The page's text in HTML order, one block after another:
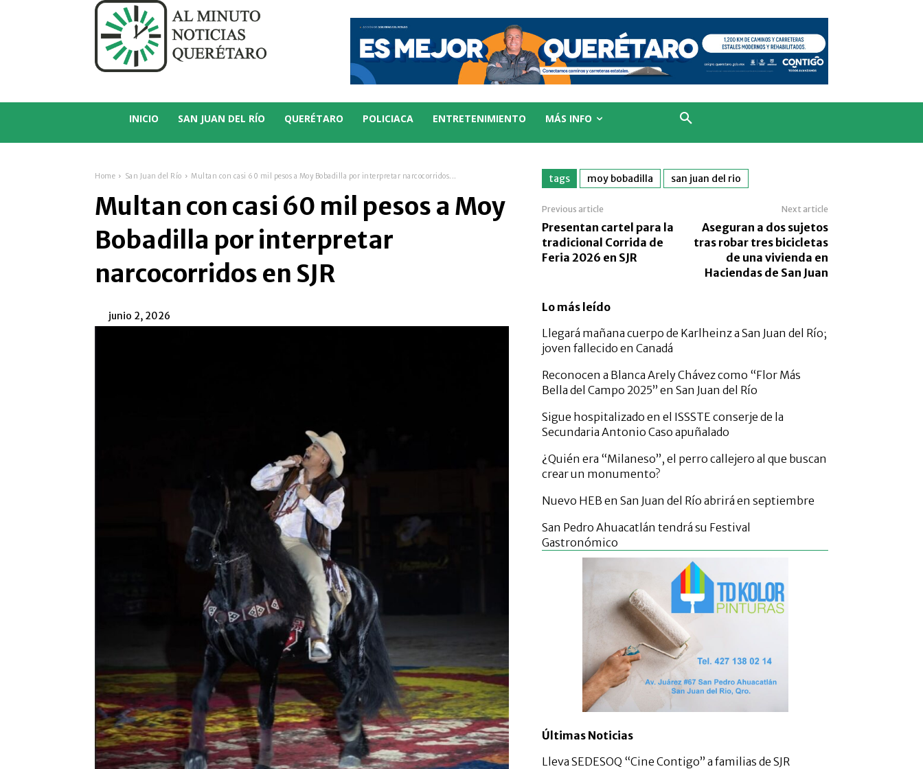
INICIO SAN JUAN DEL RÍO QUERÉTARO POLICIACA ENTRETENIMIENTO MÁS INFO
Home San Juan del Río Multan con casi 60 mil pesos a Moy Bobadilla por interpretar narcocorridos...
Multan con casi 60 mil pesos a Moy
Bobadilla por interpretar
narcocorridos en SJR
junio 2, 2026
tags moy bobadilla san juan del rio
Previous article
Presentan cartel para la
tradicional Corrida de
Feria 2026 en SJR
Next article
Aseguran a dos sujetos
tras robar tres bicicletas
de una vivienda en
Haciendas de San Juan
Lo más leído
Llegará mañana cuerpo de Karlheinz a San Juan del Río;
joven fallecido en Canadá
Reconocen a Blanca Arely Chávez como “Flor Más
Bella del Campo 2025” en San Juan del Río
Sigue hospitalizado en el ISSSTE conserje de la
Secundaria Antonio Caso apuñalado
¿Quién era “Milaneso”, el perro callejero al que buscan
crear un monumento?
Nuevo HEB en San Juan del Río abrirá en septiembre
San Pedro Ahuacatlán tendrá su Festival
Gastronómico
Últimas Noticias
Lleva SEDESOQ “Cine Contigo” a familias de SJR